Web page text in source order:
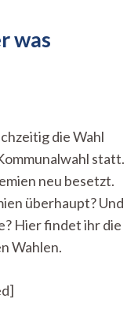
was
die Wahl
statt.
neu besetzt.
überhaupt? Und
Hier findet ihr die
Wahlen.